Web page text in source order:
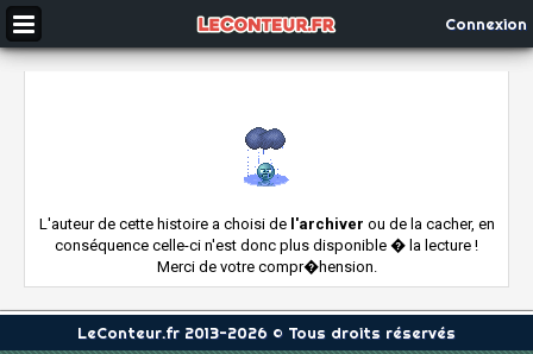
Connexion
L'auteur de cette histoire a choisi de l'archiver ou de la cacher, en
conséquence celle-ci n'est donc plus disponible � la lecture !
Merci de votre compr�hension.
LeConteur.fr 2013-2026 © Tous droits réservés